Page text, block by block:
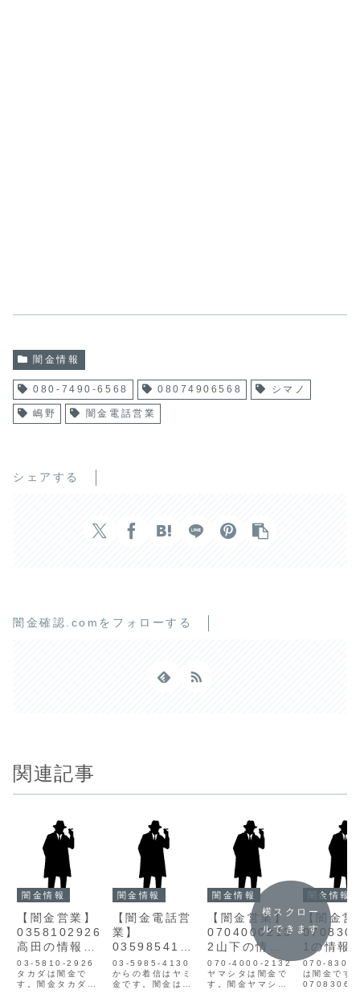
闇金情報
080-7490-6568 08074906568 シマノ
嶋野 闇金電話営業
シェアする
闇金確認.comをフォローする
関連記事
闇金情報
【闇金営業】
0358102926
高田の情報
【迷惑電話】
03-5810-2926
タカダは闇金で
す。闇金タカダの
闇金情報
【闇金電話営
業】
0359854130
の情報
03-5985-4130
からの着信はヤミ
金です。闇金は個
闇金情報
【闇金営業】
0704000213
2山下の情報
【迷惑電話】
070-4000-2132
ヤマシタは闇金で
す。闇金ヤマシタ
闇金情報
【闇金営
1の情報
惑電話】
070-
は闇金です
横スクロー
ルできます